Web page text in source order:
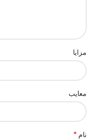
مزایا
معایب
نام *